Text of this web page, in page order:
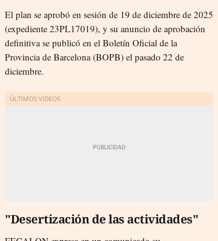
El plan se aprobó en sesión de 19 de diciembre de 2025
(expediente 23PL17019), y su anuncio de aprobación
definitiva se publicó en el Boletín Oficial de la
Provincia de Barcelona (BOPB) el pasado 22 de
diciembre.
"Desertización de las actividades"